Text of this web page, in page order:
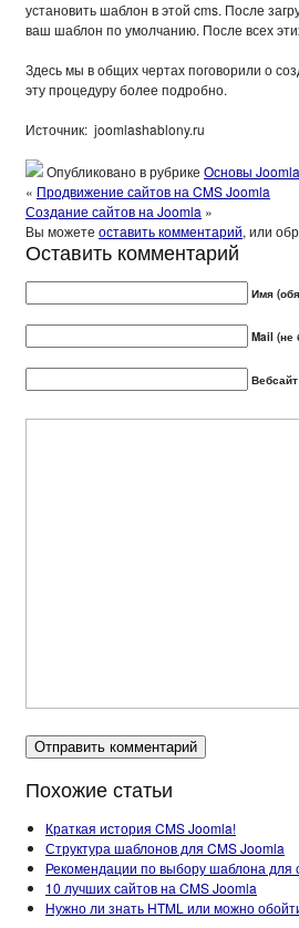
установить шаблон в этой cms. После
ваш шаблон по умолчанию. После всех
Здесь мы в общих чертах поговорили о
эту процедуру более подробно.
Источник: joomlashablony.ru
Опубликовано в рубрике Основы Joomla
« Продвижение сайтов на CMS Joomla
Создание сайтов на Joomla »
Вы можете оставить комментарий, или
Оставить комментарий
Имя
Mail (не
Вебсайт
Похожие статьи
Краткая история CMS Joomla!
Структура шаблонов для CMS Joomla
Рекомендации по выбору шаблона для
10 лучших сайтов на CMS Joomla
Нужно ли знать HTML или можно